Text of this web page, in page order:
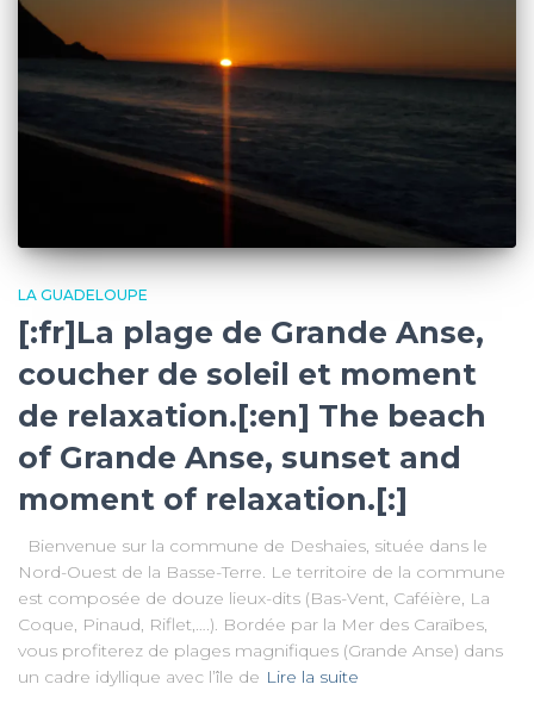
LA GUADELOUPE
[:fr]La plage de Grande Anse,
coucher de soleil et moment
de relaxation.[:en] The beach
of Grande Anse, sunset and
moment of relaxation.[:]
Bienvenue sur la commune de Deshaies, située dans le
Nord-Ouest de la Basse-Terre. Le territoire de la commune
est composée de douze lieux-dits (Bas-Vent, Caféière, La
Coque, Pinaud, Riflet,….). Bordée par la Mer des Caraïbes,
vous profiterez de plages magnifiques (Grande Anse) dans
un cadre idyllique avec l’île de Lire la suite